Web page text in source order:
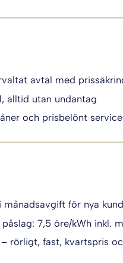
avtal med
alltid utan undantag
och prisbelönt service
månadsavgift för nya
7,5 öre/kWh inkl.
rörligt, fast, kvartspris